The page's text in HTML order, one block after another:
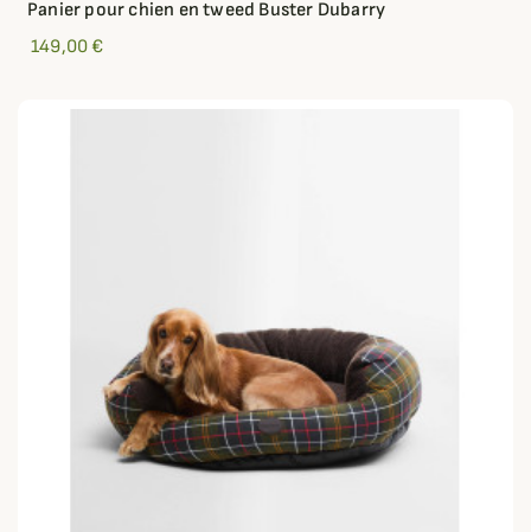
Panier pour chien en tweed Buster Dubarry
149,00 €